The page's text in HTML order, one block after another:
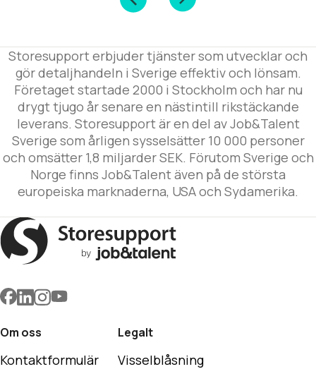
Storesupport erbjuder tjänster som utvecklar och
gör detaljhandeln i Sverige effektiv och lönsam.
Företaget startade 2000 i Stockholm och har nu
drygt tjugo år senare en nästintill rikstäckande
leverans. Storesupport är en del av Job&Talent
Sverige som årligen sysselsätter 10 000 personer
och omsätter 1,8 miljarder SEK. Förutom Sverige och
Norge finns Job&Talent även på de största
europeiska marknaderna, USA och Sydamerika.
Om oss
Kontaktformulär
Legalt
Visselblåsning